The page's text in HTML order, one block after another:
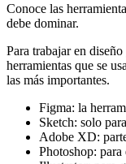
Conoce las
debe dominar.
Para trabajar en
herramientas que se
las más importantes.
Figma: la
Sketch: solo
Adobe XD:
Photoshop: